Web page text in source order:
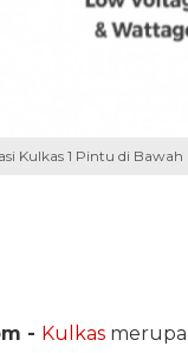
Kulkas 1 Pintu di Bawah
- Kulkas